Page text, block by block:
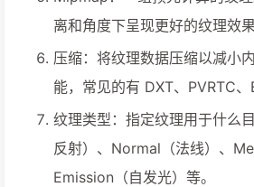
离和角度下呈现更好的纹理效果
压缩：将纹理数据压缩以减小
能，常见的有 DXT、PVRTC、
纹理类型：指定纹理用于什么
反射）、Normal（法线）、
Emission（自发光）等。